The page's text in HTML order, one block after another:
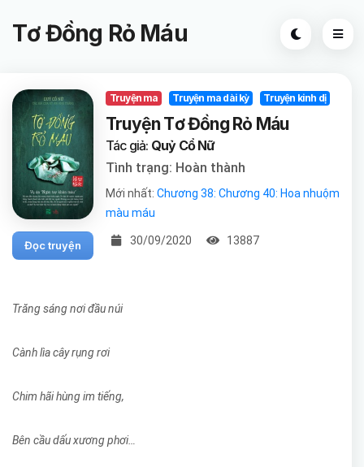
Tơ Đồng Rỏ Máu
Đọc truyện
Truyện ma Truyện ma dài kỳ Truyện kinh dị
Truyện Tơ Đồng Rỏ Máu
Tác giả: Quỷ Cổ Nữ
Tình trạng: Hoàn thành
Mới nhất: Chương 38: Chương 40: Hoa nhuộm
màu máu
30/09/2020 13887
Trăng sáng nơi đầu núi
Cành lìa cây rụng rơi
Chim hãi hùng im tiếng,
Bên cầu dấu xương phơi…